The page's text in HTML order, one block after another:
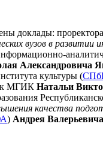
доклады:
вузов в развитии
Александровича
культуры (
МГИК Натальи
качества
) Андрея